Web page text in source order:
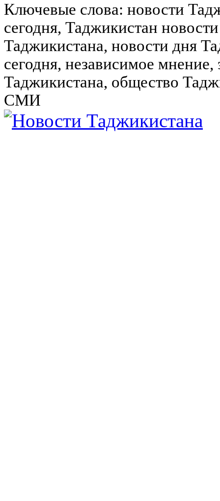
Ключевые слова: новости
сегодня, Таджикистан
Таджикистана, новости дня
сегодня, независимое
Таджикистана, общество
СМИ